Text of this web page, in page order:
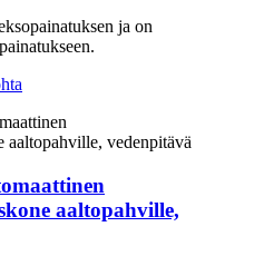
ja on
aaltopahville,